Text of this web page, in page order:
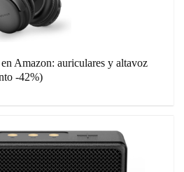
Amazon: auriculares y altavoz
-42%)